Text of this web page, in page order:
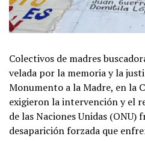
Colectivos de madres
velada por la memoria y la
Monumento a la Madre, en la
exigieron la intervención y el
de las Naciones Unidas (ONU)
desaparición forzada que